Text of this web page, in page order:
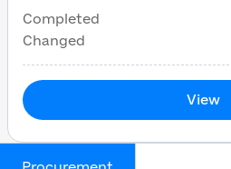
Completed
Changed
View